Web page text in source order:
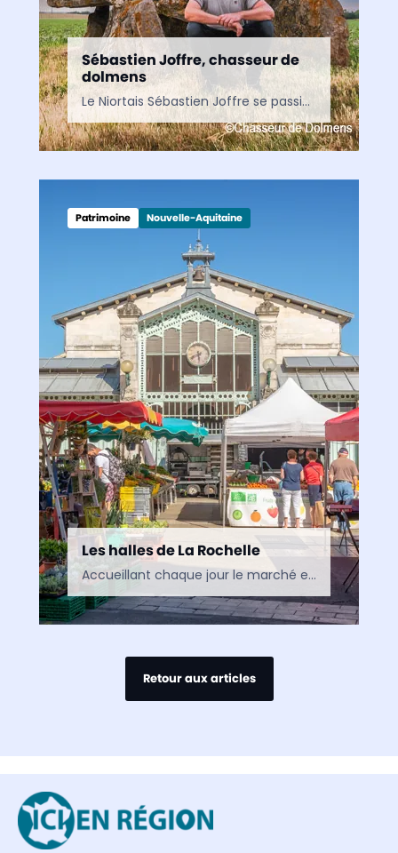
Sébastien Joffre, chasseur de
dolmens
Le Niortais Sébastien Joffre se passionne pour les mégalithes de la région, ces dolmens, polissoirs ou menhirs multiséculaires dont beaucoup ont résisté au temps, offrant ainsi un témoignage précieux des…
Patrimoine Nouvelle-Aquitaine
Les halles de La Rochelle
Accueillant chaque jour le marché en plein centre historique, les Halles de la Rochelle sont un lieu incontournable pour les amateurs de produits locaux, où les saveurs s’apprécient dans une…
Retour aux articles